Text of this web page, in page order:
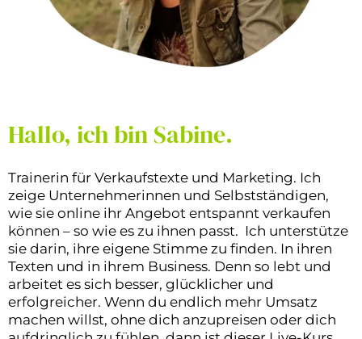
Hallo, ich bin Sabine.
Trainerin für Verkaufstexte und Marketing. Ich
zeige Unternehmerinnen und Selbstständigen,
wie sie online ihr Angebot entspannt verkaufen
können – so wie es zu ihnen passt. Ich unterstütze
sie darin, ihre eigene Stimme zu finden. In ihren
Texten und in ihrem Business. Denn so lebt und
arbeitet es sich besser, glücklicher und
erfolgreicher. Wenn du endlich mehr Umsatz
machen willst, ohne dich anzupreisen oder dich